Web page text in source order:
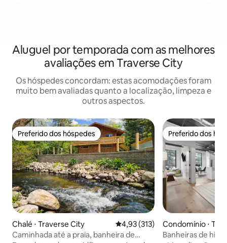
Aluguel por temporada com as melhores
avaliações em Traverse City
Os hóspedes concordam: estas acomodações foram
muito bem avaliadas quanto a localização, limpeza e
outros aspectos.
Preferido dos hóspedes
Preferido dos hóspedes
Chalé ⋅ Traverse City 4,93 de uma avaliação média de
4,93 (313)
Caminhada até a praia, banheira de
Preferido dos
Preferido dos
Condomínio ⋅
Banheiras de